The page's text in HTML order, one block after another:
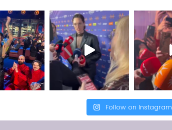
Follow on Instagram